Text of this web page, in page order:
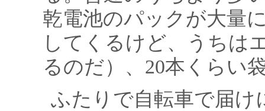
乾電池のパックが大量
してくるけど、うちは
るのだ）、20本くらい
ふたりで自転車で届け